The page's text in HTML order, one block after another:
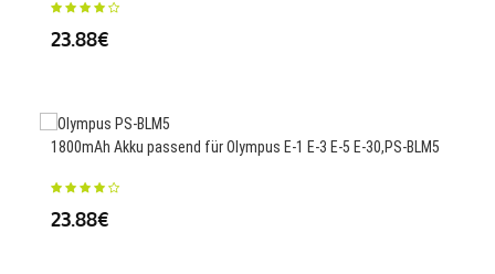
23.88€
1800mAh Akku passend für Olympus E-1 E-3 E-5 E-30,PS-BLM5
23.88€